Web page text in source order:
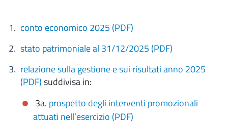
conto economico 2025 (PDF)
stato patrimoniale al 31/12/2025 (PDF)
relazione sulla gestione e sui risultati anno 2025
(PDF)suddivisa in:
3a. prospetto degli interventi promozionali
attuati nell’esercizio (PDF)